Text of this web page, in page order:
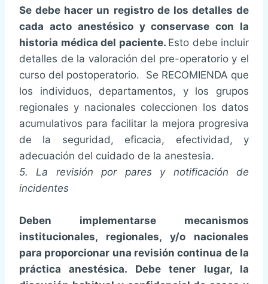
Se debe hacer un registro de los detalles de
cada acto anestésico y conservase con la
historia médica del paciente. Esto debe incluir
detalles de la valoración del pre-operatorio y el
curso del postoperatorio. Se RECOMIENDA que
los individuos, departamentos, y los grupos
regionales y nacionales coleccionen los datos
acumulativos para facilitar la mejora progresiva
de la seguridad, eficacia, efectividad, y
adecuación del cuidado de la anestesia.
5. La revisión por pares y notificación de
incidentes
Deben implementarse mecanismos
institucionales, regionales, y/o nacionales
para proporcionar una revisión continua de la
práctica anestésica. Debe tener lugar, la